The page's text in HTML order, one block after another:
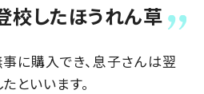
校したほうれん草
に購入でき、息子さんは翌
といいます。